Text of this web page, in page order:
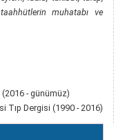
muhatabı ve
- günümüz)
Tıp Dergisi (1990 - 2016)